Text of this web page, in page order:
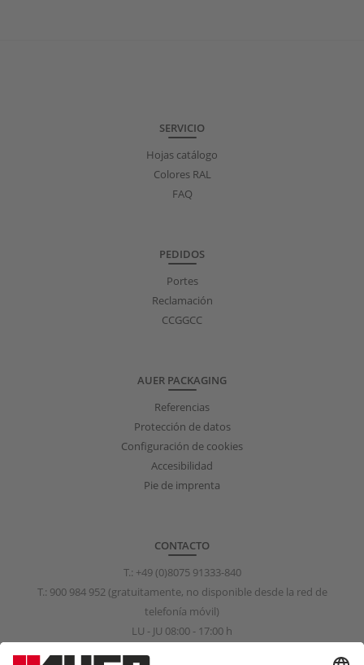
SERVICIO
Hojas catálogo
Colores RAL
FAQ
PEDIDOS
Portes
Reclamación
CCGGCC
AUER PACKAGING
Referencias
Protección de datos
Configuración de cookies
Accesibilidad
Pie de imprenta
CONTACTO
T.: +49 (0)8075 91333-840
T.: 900 984 952(gratuitamente, no disponible desde la red de
telefonía móvil)
LU - JU 08:00 - 17:00 h